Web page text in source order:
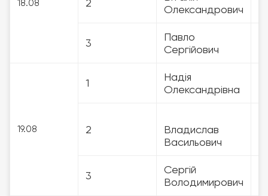
18.08 2
Олександрович
3
Павло
Сергійович
19.08
1
Надія
Олександрівна
2
Владислав
Васильович
3
Cергій
Володимирович